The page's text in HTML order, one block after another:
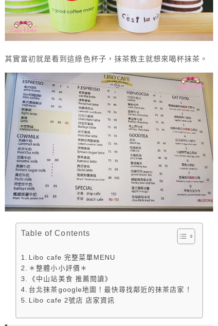
其實當初就是看到這綠色杯子，抹茶教主就想來喝杯抹茶。
Table of Contents
Libo cafe 完整菜單MENU
＊整體小小評價＊
《中山站美食 推薦閱讀》
台北抹茶google地圖！最快尋找鄰近的抹茶店家！
Libo cafe 2號店 店家資訊